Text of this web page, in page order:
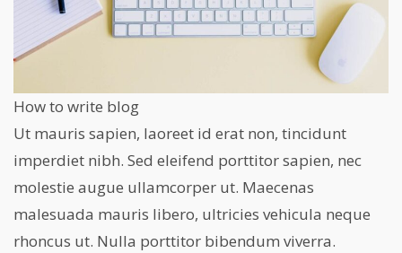
How to write blog
Ut mauris sapien, laoreet id erat non, tincidunt
imperdiet nibh. Sed eleifend porttitor sapien, nec
molestie augue ullamcorper ut. Maecenas
malesuada mauris libero, ultricies vehicula neque
rhoncus ut. Nulla porttitor bibendum viverra.